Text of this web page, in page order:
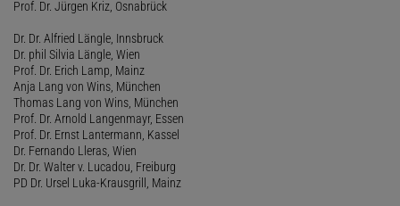
Prof. Dr. Jürgen Kriz, Osnabrück
Dr. Dr. Alfried Längle, Innsbruck
Dr. phil Silvia Längle, Wien
Prof. Dr. Erich Lamp, Mainz
Anja Lang von Wins, München
Thomas Lang von Wins, München
Prof. Dr. Arnold Langenmayr, Essen
Prof. Dr. Ernst Lantermann, Kassel
Dr. Fernando Lleras, Wien
Dr. Dr. Walter v. Lucadou, Freiburg
PD Dr. Ursel Luka-Krausgrill, Mainz